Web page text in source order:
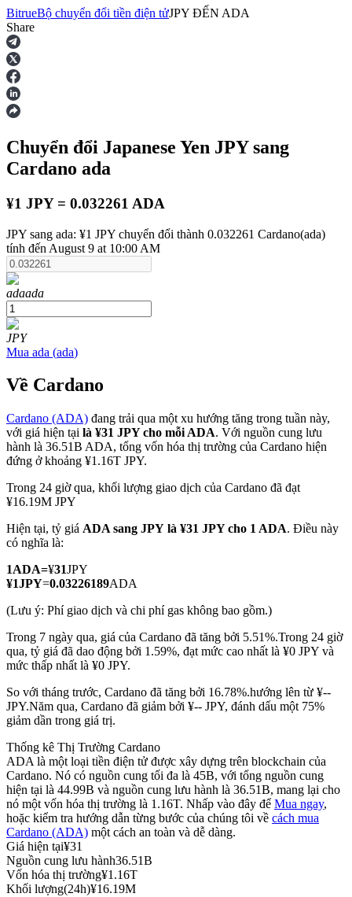
Hợp đồng tương lai
USDT Futures
Futures sử dụng USDT làm tài sản thế chấp
COIN-M Futures
Futures sử dụng token làm tài sản thế chấp
TradFi
Phái sinh cổ phiếu, ngoại hối, kim loại quý và hàng hóa
USDC Futures vĩnh cửu
Futures sử dụng USDC làm tài sản thế chấp
Sao chép Giao dịch
BitrueBộ chuyển đổi tiền điện tửJPY ĐẾN ADA
Share
Chuyển đổi Japanese Yen JPYsang
Cardano ada
¥1 JPY = 0.032261 ADA
JPY sang ada: ¥1 JPY chuyển đổi thành 0.032261 Cardano(ada)
tính đến August 9 at 10:00 AM
adaada
JPY
Mua ada (ada)
Về Cardano
Cardano (ADA) đang trải qua một xu hướng tăng trong tuần này,
với giá hiện tại là ¥31 JPY cho mỗi ADA. Với nguồn cung lưu
hành là 36.51B ADA, tổng vốn hóa thị trường của Cardano hiện
đứng ở khoảng ¥1.16T JPY.
Trong 24 giờ qua, khối lượng giao dịch của Cardano đã đạt
¥16.19M JPY
Hiện tại, tỷ giá ADA sang JPY là ¥31 JPY cho 1 ADA. Điều này
có nghĩa là:
1ADA=¥31JPY
¥1JPY=0.03226189ADA
(Lưu ý: Phí giao dịch và chi phí gas không bao gồm.)
Trong 7 ngày qua, giá của Cardano đã tăng bởi 5.51%.Trong 24 giờ
qua, tỷ giá đã dao động bởi 1.59%, đạt mức cao nhất là ¥0 JPY và
mức thấp nhất là ¥0 JPY.
So với tháng trước, Cardano đã tăng bởi 16.78%.hướng lên từ ¥--
JPY.Năm qua, Cardano đã giảm bởi ¥-- JPY, đánh dấu một 75%
giảm dần trong giá trị.
Thống kê Thị Trường Cardano
ADA là một loại tiền điện tử được xây dựng trên blockchain của
Cardano. Nó có nguồn cung tối đa là 45B, với tổng nguồn cung
hiện tại là 44.99B và nguồn cung lưu hành là 36.51B, mang lại cho
nó một vốn hóa thị trường là 1.16T. Nhấp vào đây để Mua ngay,
hoặc kiểm tra hướng dẫn từng bước của chúng tôi về cách mua
Cardano (ADA) một cách an toàn và dễ dàng.
Giá hiện tại¥31
Nguồn cung lưu hành36.51B
Vốn hóa thị trường¥1.16T
Khối lượng(24h)¥16.19M